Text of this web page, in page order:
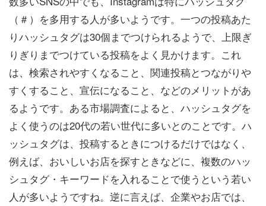
（＃）を多用する人が多いようです。一つの投稿あた
りハッシュタグは30個までつけられるようで、上限ぎ
りぎりまでつけている投稿をよく見かけます。これ
は、検索されやすくなること、関連投稿とつながりや
すくすること、宣伝になること、などのメリットがあ
るようです。ある市場調査によると、ハッシュタグを
よく使うのは20代の若い世代に多いとのことです。ハ
ッシュタグは、投稿するときにつけるだけではなく、
例えば、おいしいお店を探すときなどに、複数のハッ
シュタグ・キーワードを入れることで使うという若い
人が多いようですね。逆に言えば、企業やお店では、